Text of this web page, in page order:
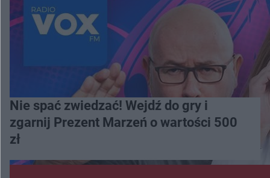
Nie spać zwiedzać! Wejdź do gry i
zgarnij Prezent Marzeń o wartości 500
zł